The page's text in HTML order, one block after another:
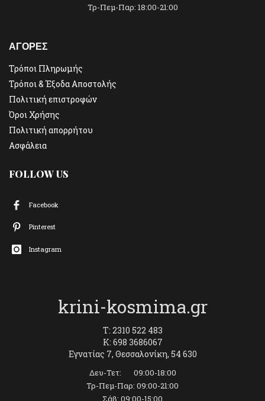
Τρ-Πεμ-Παρ: 18:00-21:00
ΑΓΟΡΕΣ
Τρόποι Πληρωμής
Τρόποι & Έξοδα Αποστολής
Πολιτική επιστροφών
Όροι Χρήσης
Πολιτική απορρήτου
Ασφάλεια
FOLLOW US
Facebook
Pinterest
Instagram
krini-kosmima.gr
T: 2310 522 483
K: 698 3686067
Εγνατίας 7, Θεσσαλονίκη, 54 630
Δευ-Τετ: 09:00-18:00
Τρ-Πεμ-Παρ: 09:00-21:00
Σάβ: 09:00-15:00